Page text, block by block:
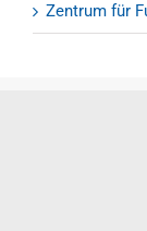
Zentrum für